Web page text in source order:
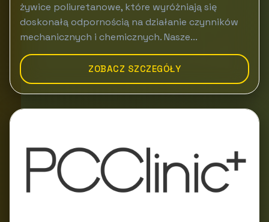
żywice poliuretanowe, które wyróżniają się
doskonałą odpornością na działanie czynników
mechanicznych i chemicznych. Nasze...
ZOBACZ SZCZEGÓŁY